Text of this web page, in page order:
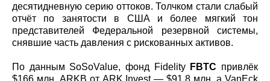
десятидневную серию оттоков. Толчком стали слабый
отчёт по занятости в США и более мягкий тон
представителей Федеральной резервной системы,
снявшие часть давления с рискованных активов.
По данным SoSoValue, фонд Fidelity FBTC привлёк
$166 млн, ARKB от ARK Invest — $91,8 млн, а VanEck